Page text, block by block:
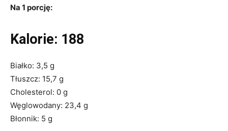
Na 1 porcję:
Kalorie: 188
Białko: 3,5 g
Tłuszcz: 15,7 g
Cholesterol: 0 g
Węglowodany: 23,4 g
Błonnik: 5 g